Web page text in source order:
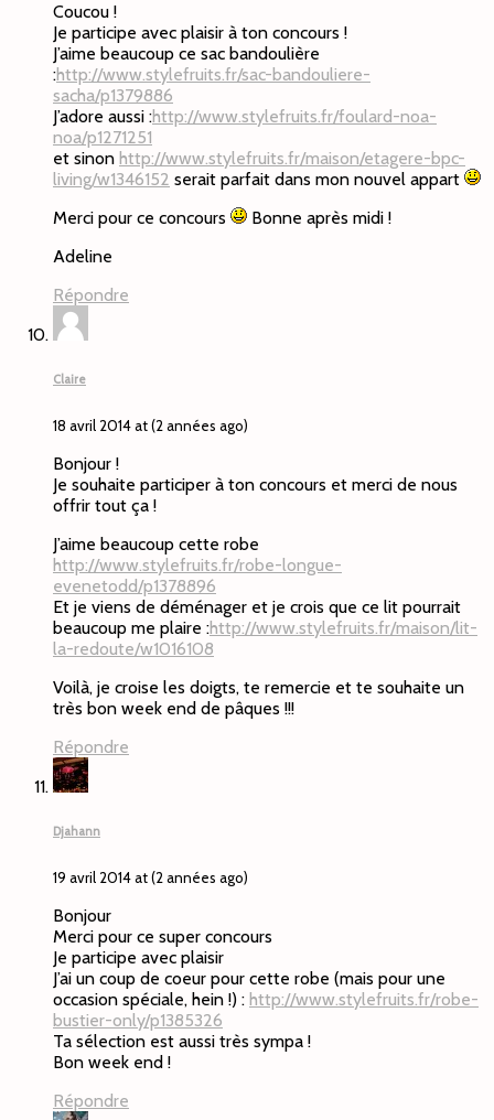
Coucou !
Je participe avec plaisir à ton concours !
J’aime beaucoup ce sac bandoulière
:http://www.stylefruits.fr/sac-bandouliere-
sacha/p1379886
J’adore aussi :http://www.stylefruits.fr/foulard-noa-
noa/p1271251
et sinon http://www.stylefruits.fr/maison/etagere-bpc-
living/w1346152 serait parfait dans mon nouvel appart
Merci pour ce concours
Bonne après midi !
Adeline
Répondre
Claire
18 avril 2014 at (2 années ago)
Bonjour !
Je souhaite participer à ton concours et merci de nous
offrir tout ça !
J’aime beaucoup cette robe
http://www.stylefruits.fr/robe-longue-
evenetodd/p1378896
Et je viens de déménager et je crois que ce lit pourrait
beaucoup me plaire :http://www.stylefruits.fr/maison/lit-
la-redoute/w1016108
Voilà, je croise les doigts, te remercie et te souhaite un
très bon week end de pâques !!!
Répondre
Djahann
19 avril 2014 at (2 années ago)
Bonjour
Merci pour ce super concours
Je participe avec plaisir
J’ai un coup de coeur pour cette robe (mais pour une
occasion spéciale, hein !) : http://www.stylefruits.fr/robe-
bustier-only/p1385326
Ta sélection est aussi très sympa !
Bon week end !
Répondre